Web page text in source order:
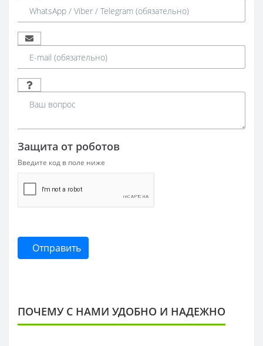
Защита от роботов
Введите код в поле ниже
Отправить
ПОЧЕМУ С НАМИ УДОБНО И НАДЕЖНО